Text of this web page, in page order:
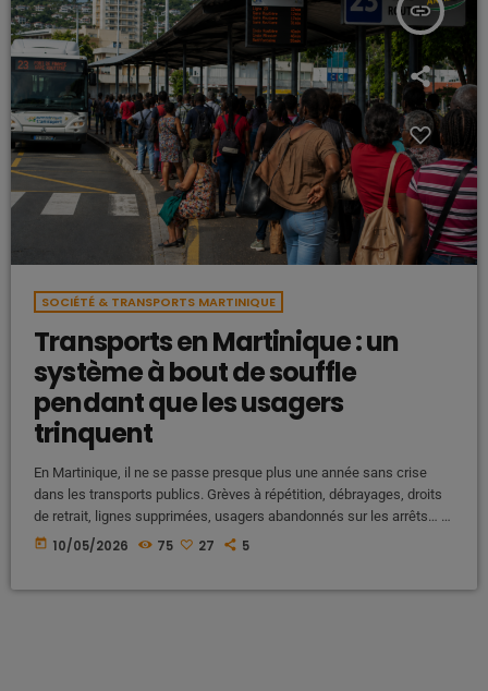
insert_link
SOCIÉTÉ & TRANSPORTS MARTINIQUE
Transports en Martinique : un
système à bout de souffle
pendant que les usagers
trinquent
En Martinique, il ne se passe presque plus une année sans crise
dans les transports publics. Grèves à répétition, débrayages, droits
de retrait, lignes supprimées, usagers abandonnés sur les arrêts… le
chaos semble devenu normal. Et à chaque blocage, le même
today 10/05/2026 75 27 5